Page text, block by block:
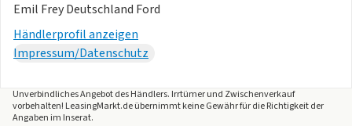
Emil Frey Deutschland Ford
Händlerprofil anzeigen
Impressum/Datenschutz
Unverbindliches Angebot desHändlers. Irrtümer und Zwischenverkauf
vorbehalten! LeasingMarkt.de übernimmt keine Gewähr für die Richtigkeit der
Angaben im Inserat.